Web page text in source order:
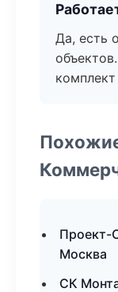
Да, есть
Проект-
Москва
СК